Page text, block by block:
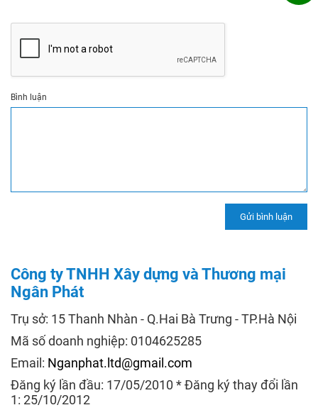
Bình luận
Công ty TNHH Xây dựng và Thương mại
Ngân Phát
Trụ sở: 15 Thanh Nhàn - Q.Hai Bà Trưng - TP.Hà Nội
Mã số doanh nghiệp: 0104625285
Email: Nganphat.ltd@gmail.com
Đăng ký lần đầu: 17/05/2010 * Đăng ký thay đổi lần
1: 25/10/2012